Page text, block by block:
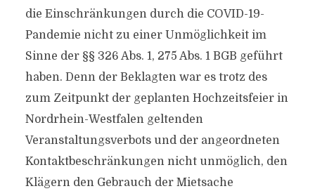
die Einschränkungen durch die COVID-19-
Pandemie nicht zu einer Unmöglichkeit im
Sinne der §§ 326 Abs. 1, 275 Abs. 1 BGB geführt
haben. Denn der Beklagten war es trotz des
zum Zeitpunkt der geplanten Hochzeitsfeier in
Nordrhein-Westfalen geltenden
Veranstaltungsverbots und der angeordneten
Kontaktbeschränkungen nicht unmöglich, den
Klägern den Gebrauch der Mietsache